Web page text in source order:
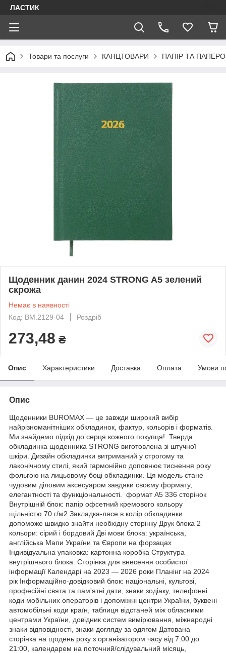
ЛАСТИК
Товари та послуги КАНЦТОВАРИ ПАПІР ТА
Щоденник данин 2024 STRONG A5 зелений
скрожа
Немає в наявності
Код: BM.2129-04
Роздріб
273,48 ₴
Опис Характеристики Доставка Оплата Умови
Опис
Щоденники BUROMAX — це завжди широкий вибір
найрізноманітніших обкладинок, фактур, кольорів і форматів.
Ми знайдемо підхід до серця кожного покупця! Тверда
обкладинка щоденника STRONG виготовлена зі штучної
шкіри. Дизайн обкладинки витриманий у строгому та
лаконічному стилі, який гармонійно доповнює тиснення року
фольгою на лицьовому боці обкладинки. Ця модель стане
чудовим діловим аксесуаром завдяки своєму формату,
елегантності та функціональності. формат А5 336 сторінок
Внутрішній блок: папір офсетний кремового кольору
щільністю 70 г/м2 Закладка-лясе в колір обкладинки
допоможе швидко знайти необхідну сторінку Друк блока 2
кольори: сірий і бордовий Дві мови блока: українська,
англійська Мапи України та Європи на форзацах
Індивідуальна упаковка: картонна коробка Структура
внутрішнього блока: Сторінка для внесення особистої
інформації Календарі на 2023 — 2026 роки Планінг на 2024
рік Інформаційно-довідковий блок: національні, культові,
професійні свята та пам'ятні дати, знаки зодіаку, телефонні
коди мобільних операторів і допоміжні центри України, буквені
автомобільні коди країн, таблиця відстаней між обласними
центрами України, довідник систем вимірювання, міжнародні
знаки відповідності, знаки догляду за одягом Датована
сторінка на щодень року з організатором часу від 7:00 до
21:00, календарем на поточний/слідувальний місяць,